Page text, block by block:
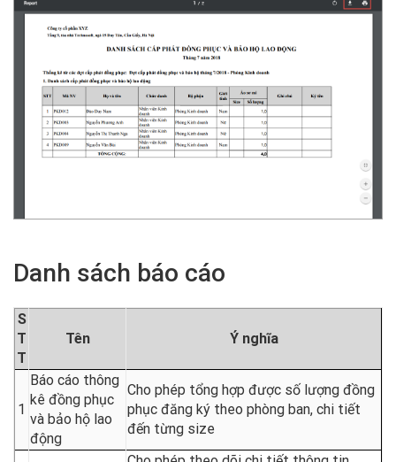
Danh sách báo cáo
S
T
T
Tên Ý nghĩa
1
Báo cáo thông
kê đồng phục
và bảo hộ lao
động
Cho phép tổng hợp được số lượng đồng
phục đăng ký theo phòng ban, chi tiết
đến từng size